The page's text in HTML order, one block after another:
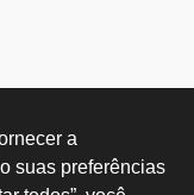
a
suas preferências